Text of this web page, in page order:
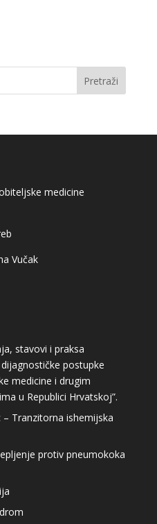
medicine
Vučak
stavovi i praksa
postupke
medicine i drugim
u Republici Hrvatskoj”.
Tranzitorna ishemijska
protiv pneumokoka